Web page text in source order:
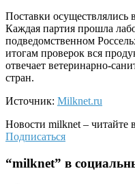
Поставки осуществлялись
Каждая партия прошла
подведомственном
итогам проверок вся
отвечает ветеринарно-
стран.
Источник: Milknet.ru
Новости milknet – читайте
Подписаться
“milknet” в